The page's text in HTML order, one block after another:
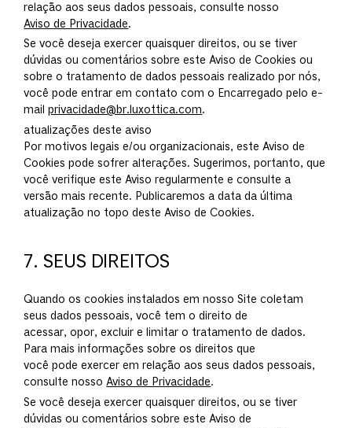
relação aos seus dados pessoais, consulte nosso
Aviso de Privacidade.
Se você deseja exercer quaisquer direitos, ou se tiver
dúvidas ou comentários sobre este Aviso de Cookies ou
sobre o tratamento de dados pessoais realizado por nós,
você pode entrar em contato com o Encarregado pelo e-
mailprivacidade@br.luxottica.com.
atualizações deste aviso
Por motivos legais e/ou organizacionais, este Aviso de
Cookies pode sofrer alterações. Sugerimos, portanto, que
você verifique este Aviso regularmente e consulte a
versão mais recente. Publicaremos a data da última
atualização no topo deste Aviso de Cookies.
7. SEUS DIREITOS
Quando os cookies instalados em nosso Site coletam
seus dados pessoais, você tem o direito de
acessar, opor, excluir e limitar o tratamento de dados.
Para mais informações sobre os direitos que
você pode exercer em relação aos seus dados pessoais,
consulte nossoAviso de Privacidade.
Se você deseja exercer quaisquer direitos, ou se tiver
dúvidas ou comentários sobre este Aviso de